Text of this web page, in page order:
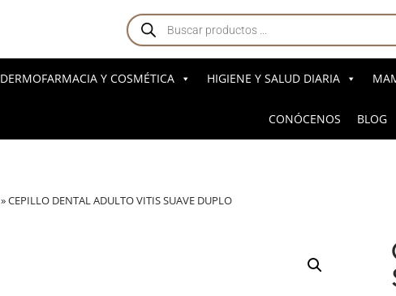
Búsqueda
de
productos
DERMOFARMACIA Y COSMÉTICA HIGIENE Y SALUD DIARIA
CONÓCENOS BLOG
»CEPILLO DENTAL ADULTO VITIS SUAVE DUPLO